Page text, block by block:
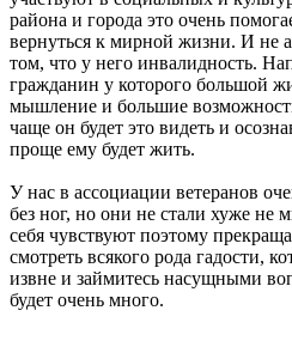
района и города это очень
вернуться к мирной жизни. И не
том, что у него инвалидность.
гражданин у которого большой
мышление и большие
чаще он будет это видеть и
проще ему будет жить.
У нас в ассоциации ветеранов
без ног, но они не стали хуже не
себя чувствуют поэтому
смотреть всякого рода гадости,
извне и займитесь насущными
будет очень много.